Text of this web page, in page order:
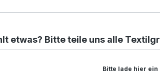
etwas? Bitte teile uns alle
Bitte lade hier ein